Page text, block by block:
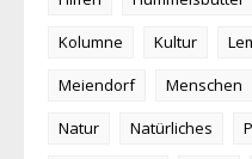
Kolumne
Kultur
Meiendorf
Menschen
Natur
Natürliches